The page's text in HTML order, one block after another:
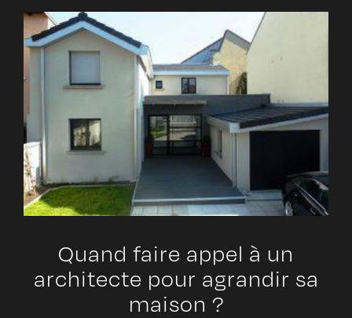
Quand faire appel à un
architecte pour agrandir sa
maison ?